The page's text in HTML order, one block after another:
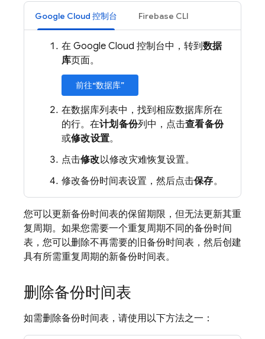
Google Cloud 控制台 Firebase CLI
在 Google Cloud 控制台中，转到数据
库页面。
前往“数据库”
在数据库列表中，找到相应数据库所在
的行。在计划备份列中，点击查看备份
或修改设置。
点击修改以修改灾难恢复设置。
修改备份时间表设置，然后点击保存。
您可以更新备份时间表的保留期限，但无法更新其重
复周期。如果您需要一个重复周期不同的备份时间
表，您可以删除不再需要的旧备份时间表，然后创建
具有所需重复周期的新备份时间表。
删除备份时间表
如需删除备份时间表，请使用以下方法之一：